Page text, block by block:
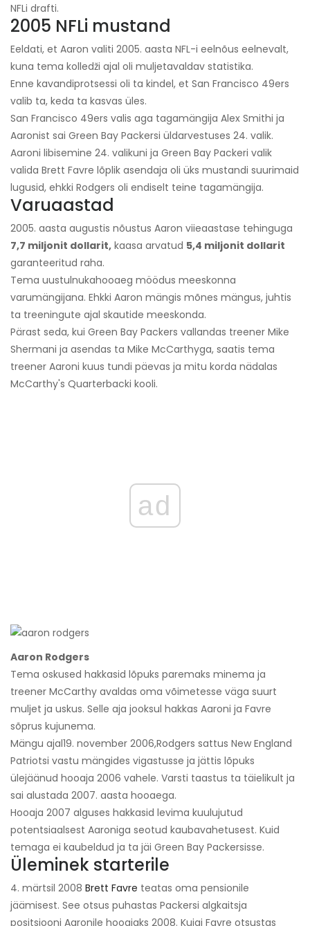
NFLi drafti.
2005 NFLi mustand
Eeldati, et Aaron valiti 2005. aasta NFL-i eelnõus eelnevalt,
kuna tema kolledži ajal oli muljetavaldav statistika.
Enne kavandiprotsessi oli ta kindel, et San Francisco 49ers
valib ta, keda ta kasvas üles.
San Francisco 49ers valis aga tagamängija Alex Smithi ja
Aaronist sai Green Bay Packersi üldarvestuses 24. valik.
Aaroni libisemine 24. valikuni ja Green Bay Packeri valik
valida Brett Favre lõplik asendaja oli üks mustandi suurimaid
lugusid, ehkki Rodgers oli endiselt teine ​​tagamängija.
Varuaastad
2005. aasta augustis nõustus Aaron viieaastase tehinguga
7,7 miljonit dollarit, kaasa arvatud 5,4 miljonit dollarit
garanteeritud raha.
Tema uustulnukahooaeg möödus meeskonna
varumängijana. Ehkki Aaron mängis mõnes mängus, juhtis
ta treeningute ajal skautide meeskonda.
Pärast seda, kui Green Bay Packers vallandas treener Mike
Shermani ja asendas ta Mike McCarthyga, saatis tema
treener Aaroni kuus tundi päevas ja mitu korda nädalas
McCarthy's Quarterbacki kooli.
ad
Aaron Rodgers
Tema oskused hakkasid lõpuks paremaks minema ja
treener McCarthy avaldas oma võimetesse väga suurt
muljet ja uskus. Selle aja jooksul hakkas Aaroni ja Favre
sõprus kujunema.
Mängu ajal19. november 2006,Rodgers sattus New England
Patriotsi vastu mängides vigastusse ja jättis lõpuks
ülejäänud hooaja 2006 vahele. Varsti taastus ta täielikult ja
sai alustada 2007. aasta hooaega.
Hooaja 2007 alguses hakkasid levima kuulujutud
potentsiaalsest Aaroniga seotud kaubavahetusest. Kuid
temaga ei kaubeldud ja ta jäi Green Bay Packersisse.
Üleminek starterile
4. märtsil 2008 Brett Favre teatas oma pensionile
jäämisest. See otsus puhastas Packersi algkaitsja
positsiooni Aaronile hooajaks 2008. Kuigi Favre otsustas